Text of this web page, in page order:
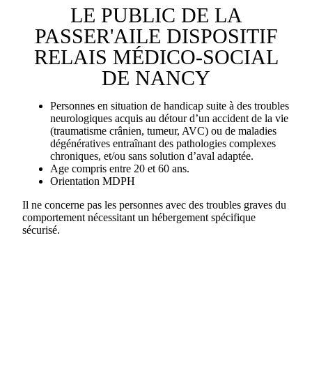
LE PUBLIC DE LA
PASSER'AILE DISPOSITIF
RELAIS MÉDICO-SOCIAL
DE NANCY
Personnes en situation de handicap suite à des troubles
neurologiques acquis au détour d’un accident de la vie
(traumatisme crânien, tumeur, AVC) ou de maladies
dégénératives entraînant des pathologies complexes
chroniques, et/ou sans solution d’aval adaptée.
Age compris entre 20 et 60 ans.
Orientation MDPH
Il ne concerne pas les personnes avec des troubles graves du
comportement nécessitant un hébergement spécifique
sécurisé.